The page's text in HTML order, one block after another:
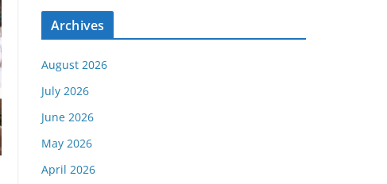
Archives
August 2026
July 2026
June 2026
May 2026
April 2026